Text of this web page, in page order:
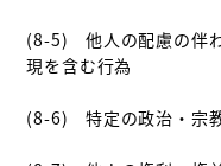
(8-5)　他人の配慮の伴
現を含む行為
(8-6)　特定の政治・宗